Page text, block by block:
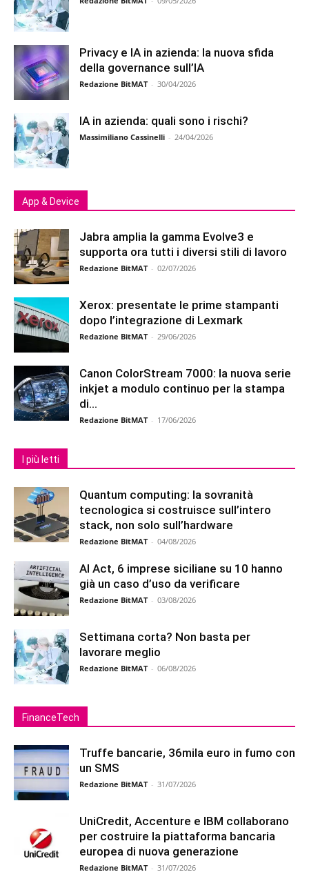
Privacy e IA in azienda: la nuova sfida
della governance sull’IA
Redazione BitMAT - 30/04/2026
IA in azienda: quali sono i rischi?
Massimiliano Cassinelli - 24/04/2026
App & Device
Jabra amplia la gamma Evolve3 e
supporta ora tutti i diversi stili di lavoro
Redazione BitMAT - 02/07/2026
Xerox: presentate le prime stampanti
dopo l’integrazione di Lexmark
Redazione BitMAT - 29/06/2026
Canon ColorStream 7000: la nuova serie
inkjet a modulo continuo per la stampa
di...
Redazione BitMAT - 17/06/2026
I più letti
Quantum computing: la sovranità
tecnologica si costruisce sull’intero
stack, non solo sull’hardware
Redazione BitMAT - 04/08/2026
AI Act, 6 imprese siciliane su 10 hanno
già un caso d’uso da verificare
Redazione BitMAT - 03/08/2026
Settimana corta? Non basta per
lavorare meglio
Redazione BitMAT - 06/08/2026
FinanceTech
Truffe bancarie, 36mila euro in fumo con
un SMS
Redazione BitMAT - 31/07/2026
UniCredit, Accenture e IBM collaborano
per costruire la piattaforma bancaria
europea di nuova generazione
Redazione BitMAT - 31/07/2026